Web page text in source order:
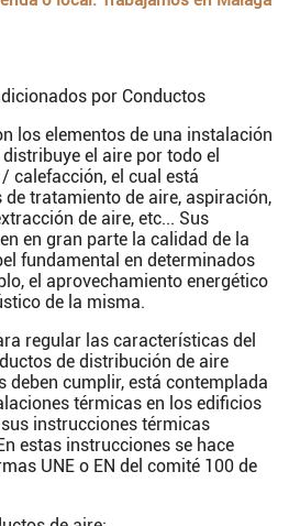
por Conductos
los elementos de una instalación
el aire por todo el
calefacción, el cual está
tratamiento de aire, aspiración,
de aire, etc... Sus
en gran parte la calidad de la
fundamental en determinados
el aprovechamiento energético
de la misma.
regular las características del
de distribución de aire
deben cumplir, está contemplada
térmicas en los edificios
instrucciones térmicas
estas instrucciones se hace
UNE o EN del comité 100 de